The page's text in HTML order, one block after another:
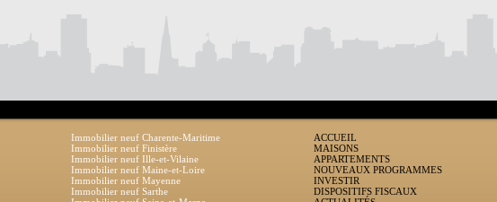
Immobilier neuf Charente-Maritime
Immobilier neuf Finistère
Immobilier neuf Ille-et-Vilaine
Immobilier neuf Maine-et-Loire
Immobilier neuf Mayenne
Immobilier neuf Sarthe
ACCUEIL
MAISONS
APPARTEMENTS
NOUVEAUX PROGRAMMES
INVESTIR
DISPOSITIFS FISCAUX